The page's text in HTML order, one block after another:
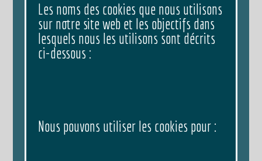
Les noms des cookies que nous utilisons
sur notre site web et les objectifs dans
lesquels nous les utilisons sont décrits
ci-dessous :
Nous pouvons utiliser les cookies pour :